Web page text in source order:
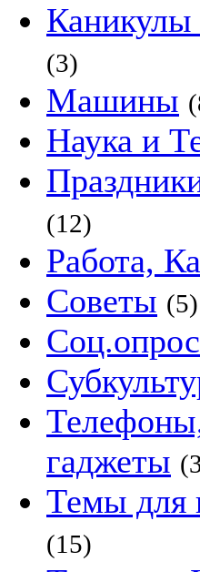
(3)
Машины
Наука и
(12)
Работа,
Советы (5)
гаджеты
Темы для
(15)